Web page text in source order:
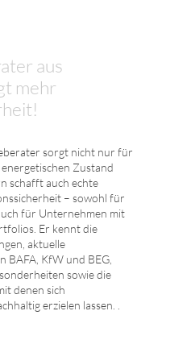
aus
mehr
sorgt nicht nur für
Zustand
schafft auch echte
– sowohl für
für Unternehmen mit
Er kennt die
aktuelle
BAFA, KfW und BEG,
sowie die
denen sich
erzielen lassen. .